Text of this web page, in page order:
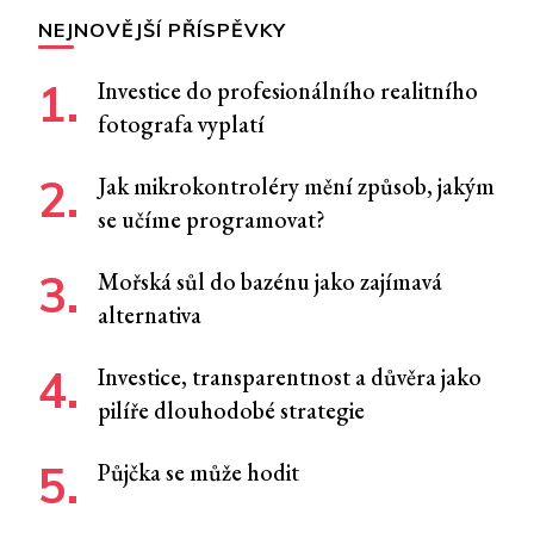
NEJNOVĚJŠÍ PŘÍSPĚVKY
Investice do profesionálního realitního
fotografa vyplatí
Jak mikrokontroléry mění způsob, jakým
se učíme programovat?
Mořská sůl do bazénu jako zajímavá
alternativa
Investice, transparentnost a důvěra jako
pilíře dlouhodobé strategie
Půjčka se může hodit